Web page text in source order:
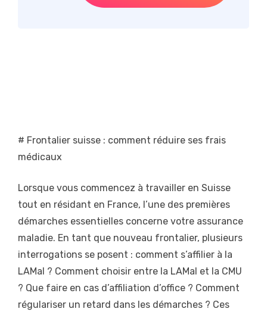
# Frontalier suisse : comment réduire ses frais
médicaux
Lorsque vous commencez à travailler en Suisse
tout en résidant en France, l’une des premières
démarches essentielles concerne votre assurance
maladie. En tant que nouveau frontalier, plusieurs
interrogations se posent : comment s’affilier à la
LAMal ? Comment choisir entre la LAMal et la CMU
? Que faire en cas d’affiliation d’office ? Comment
régulariser un retard dans les démarches ? Ces